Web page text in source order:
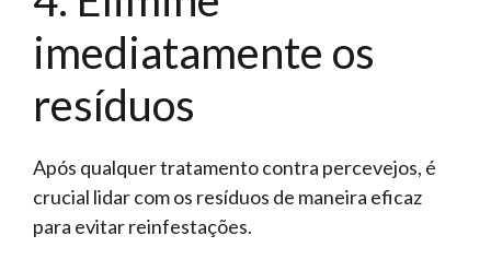
imediatamente os
resíduos
Após qualquer tratamento contra percevejos, é
crucial lidar com os resíduos de maneira eficaz
para evitar reinfestações.